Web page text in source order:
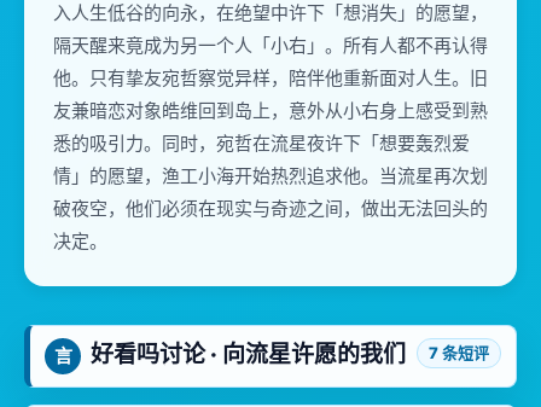
入人生低谷的向永，在绝望中许下「想消失」的愿望，
隔天醒来竟成为另一个人「小右」。所有人都不再认得
他。只有挚友宛哲察觉异样，陪伴他重新面对人生。旧
友兼暗恋对象皓维回到岛上，意外从小右身上感受到熟
悉的吸引力。同时，宛哲在流星夜许下「想要轰烈爱
情」的愿望，渔工小海开始热烈追求他。当流星再次划
破夜空，他们必须在现实与奇迹之间，做出无法回头的
决定。
言 好看吗讨论 · 向流星许愿的我们 7 条短评